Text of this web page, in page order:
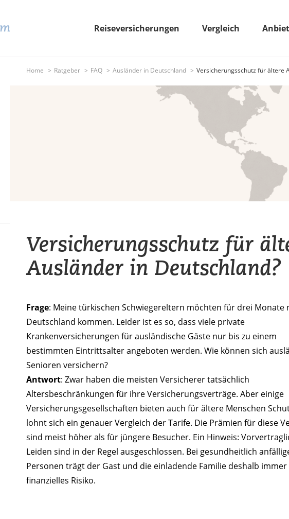
Reiseversicherungen Vergleich
Home Ratgeber FAQ Ausländer in Deutschland Versicherungsschutz für ältere
Versicherungsschutz für
Ausländer in Deutschland?
Frage: Meine türkischen Schwiegereltern möchten für drei Monate
Deutschland kommen. Leider ist es so, dass viele private
Krankenversicherungen für ausländische Gäste nur bis zu einem
bestimmten Eintrittsalter angeboten werden. Wie können sich
Senioren versichern?
Antwort: Zwar haben die meisten Versicherer tatsächlich
Altersbeschränkungen für ihre Versicherungsverträge. Aber einige
Versicherungsgesellschaften bieten auch für ältere Menschen
lohnt sich ein genauer Vergleich der Tarife. Die Prämien für diese
sind meist höher als für jüngere Besucher. Ein Hinweis:
Leiden sind in der Regel ausgeschlossen. Bei gesundheitlich
Personen trägt der Gast und die einladende Familie deshalb immer
finanzielles Risiko.